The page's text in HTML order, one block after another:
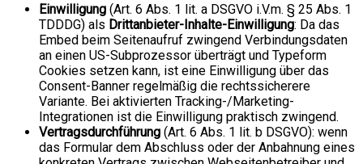
Einwilligung (Art. 6 Abs. 1 lit. a DSGVO i.V.m. § 25 Abs. 1
TDDDG) als Drittanbieter-Inhalte-Einwilligung: Da das
Embed beim Seitenaufruf zwingend Verbindungsdaten
an einen US-Subprozessor überträgt und Typeform
Cookies setzen kann, ist eine Einwilligung über das
Consent-Banner regelmäßig die rechtssicherere
Variante. Bei aktivierten Tracking-/Marketing-
Integrationen ist die Einwilligung praktisch zwingend.
Vertragsdurchführung (Art. 6 Abs. 1 lit. b DSGVO): wenn
das Formular dem Abschluss oder der Anbahnung eines